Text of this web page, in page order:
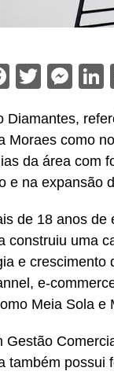
Facebook
Diamantes,
Moraes como
da área com
e na expansão
de 18 anos de
construiu uma
e crescimento
e-
Meia Sola e
Gestão
também possui